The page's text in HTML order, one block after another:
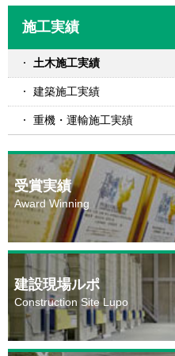
施工実績
土木施工実績
建築施工実績
重機・運輸施工実績
受賞実績
Award Winning
建設現場ルポ
Construction Site Lupo